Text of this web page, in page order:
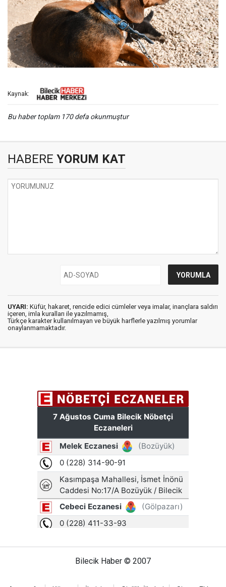
Kaynak:
Bu haber toplam 170 defa okunmuştur
HABERE YORUM KAT
UYARI: Küfür, hakaret, rencide edici cümleler veya imalar, inançlara saldırı
içeren, imla kuralları ile yazılmamış,
Türkçe karakter kullanılmayan ve büyük harflerle yazılmış yorumlar
onaylanmamaktadır.
Bilecik Haber © 2007